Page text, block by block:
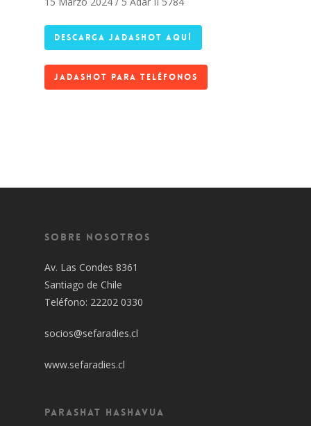
DESCARGA JADASHOT AQUÍ
JADASHOT PARA TELÉFONOS
Sobre Nosotros
Av. Las Condes 8361
Santiago de Chile
Teléfono: 22202 0330
socios@sefaradies.cl
www.sefaradies.cl
Parashat Hashavua